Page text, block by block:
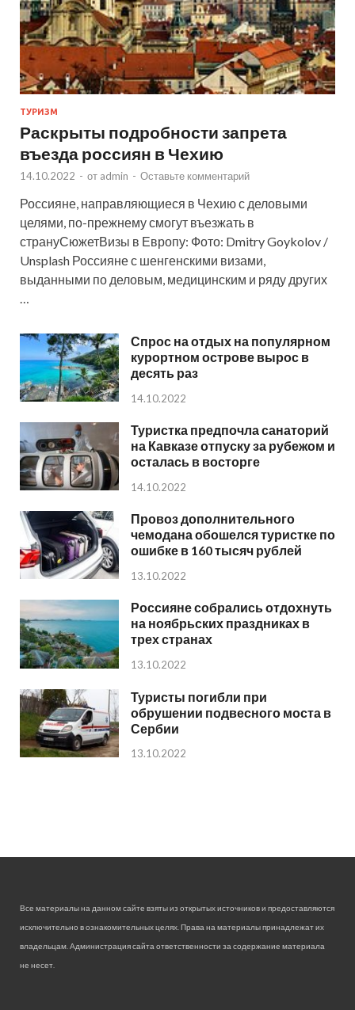
ТУРИЗМ
Раскрыты подробности запрета
въезда россиян в Чехию
14.10.2022 - от admin - Оставьте комментарий
Россияне, направляющиеся в Чехию с деловыми
целями, по-прежнему смогут въезжать в
странуСюжетВизы в Европу: Фото: Dmitry Goykolov /
Unsplash Россияне с шенгенскими визами,
выданными по деловым, медицинским и ряду других
…
Спрос на отдых на популярном
курортном острове вырос в
десять раз
14.10.2022
Туристка предпочла санаторий
на Кавказе отпуску за рубежом и
осталась в восторге
14.10.2022
Провоз дополнительного
чемодана обошелся туристке по
ошибке в 160 тысяч рублей
13.10.2022
Россияне собрались отдохнуть
на ноябрьских праздниках в
трех странах
13.10.2022
Туристы погибли при
обрушении подвесного моста в
Сербии
13.10.2022
Все материалы на данном сайте взяты из открытых источников и предоставляются
исключительно в ознакомительных целях. Права на материалы принадлежат их
владельцам. Администрация сайта ответственности за содержание материала
не несет.